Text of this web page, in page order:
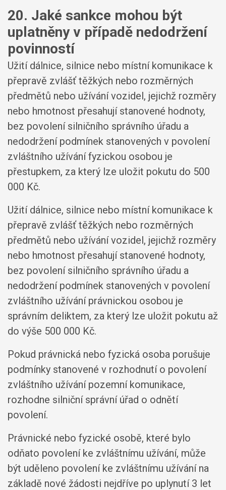
20. Jaké sankce mohou být
uplatněny v případě nedodržení
povinností
Užití dálnice, silnice nebo místní komunikace k
přepravě zvlášť těžkých nebo rozměrných
předmětů nebo užívání vozidel, jejichž rozměry
nebo hmotnost přesahují stanovené hodnoty,
bez povolení silničního správního úřadu a
nedodržení podmínek stanovených v povolení
zvláštního užívání fyzickou osobou je
přestupkem, za který lze uložit pokutu do 500
000 Kč.
Užití dálnice, silnice nebo místní komunikace k
přepravě zvlášť těžkých nebo rozměrných
předmětů nebo užívání vozidel, jejichž rozměry
nebo hmotnost přesahují stanovené hodnoty,
bez povolení silničního správního úřadu a
nedodržení podmínek stanovených v povolení
zvláštního užívání právnickou osobou je
správním deliktem, za který lze uložit pokutu až
do výše 500 000 Kč.
Pokud právnická nebo fyzická osoba porušuje
podmínky stanovené v rozhodnutí o povolení
zvláštního užívání pozemní komunikace,
rozhodne silniční správní úřad o odnětí
povolení.
Právnické nebo fyzické osobě, které bylo
odňato povolení ke zvláštnímu užívání, může
být uděleno povolení ke zvláštnímu užívání na
základě nové žádosti nejdříve po uplynutí 3 let